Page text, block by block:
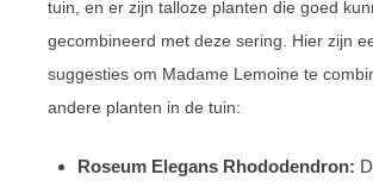
tuin, en er zijn talloze planten die goed
gecombineerd met deze sering. Hier zijn
suggesties om Madame Lemoine te
andere planten in de tuin:
Roseum Elegans Rhododendron: